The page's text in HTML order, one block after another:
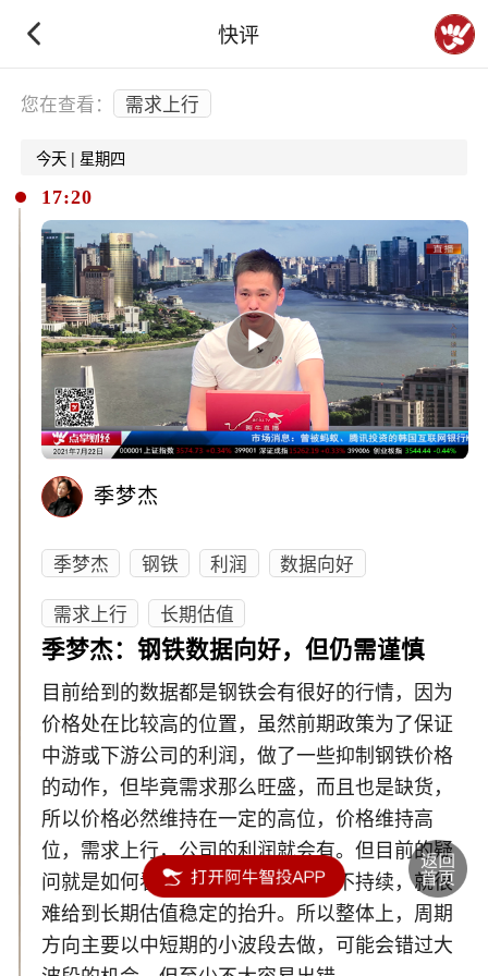
快评
下拉刷新
您在查看： 需求上行
今天 | 星期四
17:20
季梦杰
季梦杰 钢铁 利润
数据向好
需求上行
长期估值
季梦杰：钢铁数据向好，但仍需谨慎
目前给到的数据都是钢铁会有很好的行情，因为
价格处在比较高的位置，虽然前期政策为了保证
中游或下游公司的利润，做了一些抑制钢铁价格
的动作，但毕竟需求那么旺盛，而且也是缺货，
所以价格必然维持在一定的高位，价格维持高
位，需求上行，公司的利润就会有。但目前的疑
问就是如何看待周期性，如何涨价不持续，就很
难给到长期估值稳定的抬升。所以整体上，周期
方向主要以中短期的小波段去做，可能会错过大